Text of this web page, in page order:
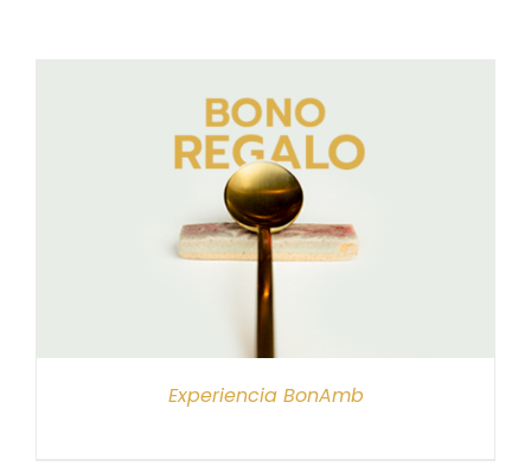
Experiencia BonAmb